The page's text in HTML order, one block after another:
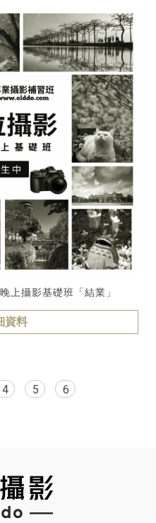
攝影基礎班「結業」
資料
4 5 6